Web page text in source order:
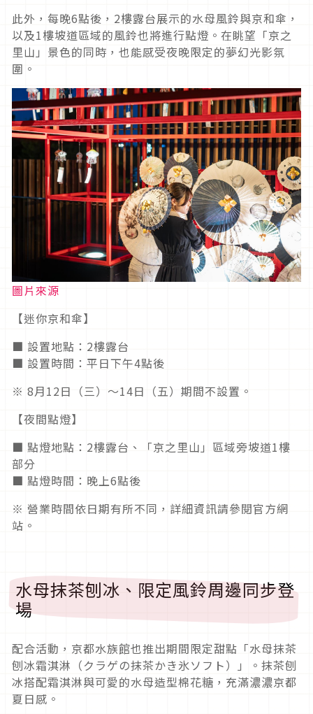
此外，每晚6點後，2樓露台展示的水母風鈴與京和傘，
以及1樓坡道區域的風鈴也將進行點燈。在眺望「京之
里山」景色的同時，也能感受夜晚限定的夢幻光影氛
圍。
圖片來源
【迷你京和傘】
■ 設置地點：2樓露台
■ 設置時間：平日下午4點後
※ 8月12日（三）～14日（五）期間不設置。
【夜間點燈】
■ 點燈地點：2樓露台、「京之里山」區域旁坡道1樓
部分
■ 點燈時間：晚上6點後
※ 營業時間依日期有所不同，詳細資訊請參閱官方網
站。
水母抹茶刨冰、限定風鈴周邊同步登
場
配合活動，京都水族館也推出期間限定甜點「水母抹茶
刨冰霜淇淋（クラゲの抹茶かき氷ソフト）」。抹茶刨
冰搭配霜淇淋與可愛的水母造型棉花糖，充滿濃濃京都
夏日感。